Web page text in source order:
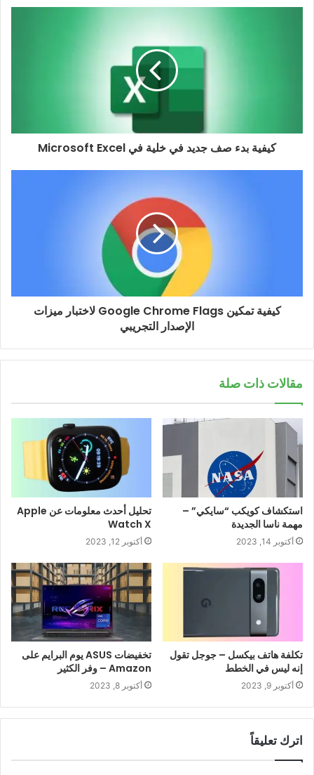
كيفية بدء صف جديد في خلية في Microsoft Excel
كيفية تمكين Google Chrome Flags لاختبار ميزات
الإصدار التجريبي
مقالات ذات صلة
استكشاف كويكب “سايكي” –
مهمة ناسا الجديدة
أكتوبر 14, 2023
تحليل أحدث معلومات عن Apple
Watch X
أكتوبر 12, 2023
تكلفة هاتف بيكسل – جوجل تقول
إنه ليس في الخطط
أكتوبر 9, 2023
تخفيضات ASUS يوم البرايم على
Amazon – وفر الكثير
أكتوبر 8, 2023
اترك تعليقاً